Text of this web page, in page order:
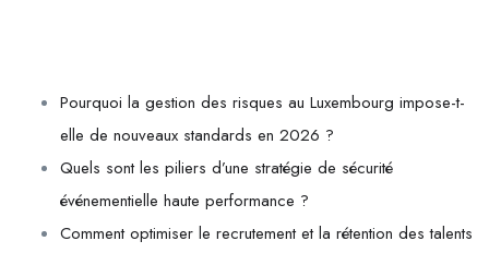
Pourquoi la gestion des risques au Luxembourg impose-t-
elle de nouveaux standards en 2026 ?
Quels sont les piliers d’une stratégie de sécurité
événementielle haute performance ?
Comment optimiser le recrutement et la rétention des talents